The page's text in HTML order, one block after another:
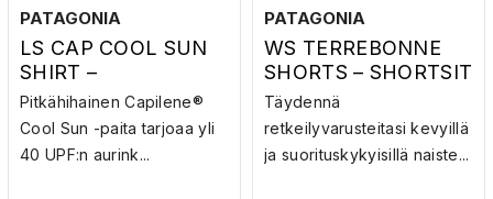
PATAGONIA
LS CAP COOL SUN
SHIRT –
AURINKOPAITA
Pitkähihainen Capilene®
Cool Sun -paita tarjoaa yli
40 UPF:n aurink...
PATAGONIA
WS TERREBONNE
SHORTS – SHORTSIT
Täydennä
retkeilyvarusteitasi kevyillä
ja suorituskykyisillä naiste...